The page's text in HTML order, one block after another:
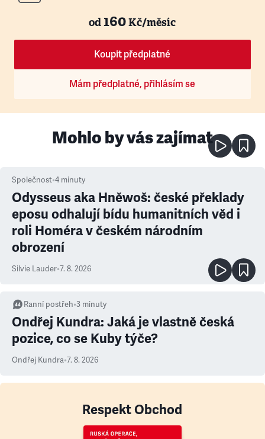
od160Kč/měsíc
Koupit předplatné
Mám předplatné, přihlásím se
Mohlo by vás zajímat
Společnost•4 minuty
Odysseus aka Hněwoš: české překlady
eposu odhalují bídu humanitních věd i
roli Homéra v českém národním
obrození
Silvie Lauder•7. 8. 2026
Ranní postřeh•3 minuty
Ondřej Kundra: Jaká je vlastně česká
pozice, co se Kuby týče?
Ondřej Kundra•7. 8. 2026
Respekt Obchod